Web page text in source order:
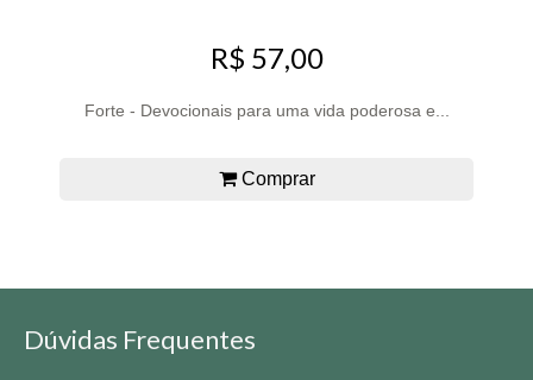
R$ 57,00
Forte - Devocionais para uma vida poderosa e...
Comprar
Dúvidas Frequentes